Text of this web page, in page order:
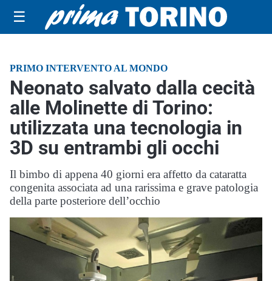
☰
PRIMO INTERVENTO AL MONDO
Neonato salvato dalla cecità
alle Molinette di Torino:
utilizzata una tecnologia in
3D su entrambi gli occhi
Il bimbo di appena 40 giorni era affetto da cataratta
congenita associata ad una rarissima e grave patologia
della parte posteriore dell’occhio